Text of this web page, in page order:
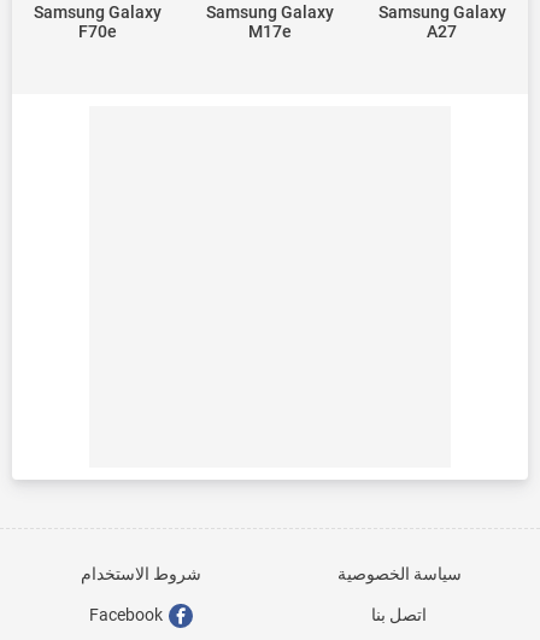
Samsung Galaxy
A27
Samsung Galaxy
M17e
Samsung Galaxy
F70e
سياسة الخصوصية شروط الاستخدام
اتصل بنا